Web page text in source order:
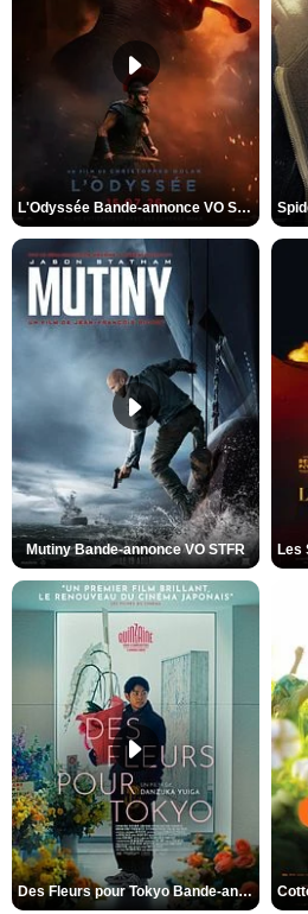
L'Odyssée Bande-annonce VO STFR
Mutiny Bande-annonce VO STFR
Des Fleurs pour Tokyo Bande-annonce VO STFR